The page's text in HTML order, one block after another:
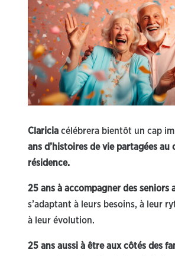
Clariciacélébrera bientôt un cap
ans d’histoires de vie partagées
résidence.
25 ans à accompagner des seniors
s’adaptant à leurs besoins, à leur
à leur évolution.
25 ans aussi à être aux côtés des